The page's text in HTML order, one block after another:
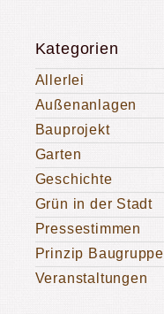
Kategorien
Allerlei
Außenanlagen
Bauprojekt
Garten
Geschichte
Grün in der Stadt
Pressestimmen
Prinzip Baugruppe
Veranstaltungen